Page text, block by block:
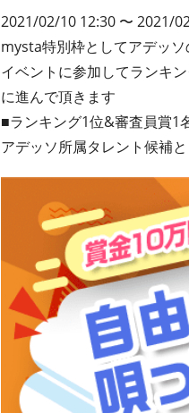
2021/02/10 12:30 〜 2021/
mysta特別枠としてアデッ
イベントに参加してランキ
に進んで頂きます
■ランキング1位&審査員賞1
アデッソ所属タレント候補